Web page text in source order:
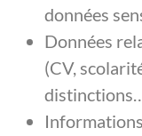
données
Données
(CV,